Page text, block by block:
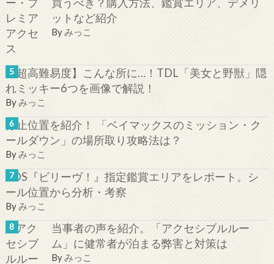
ットなど紹介
Byみっこ
【超高難易度】こんな所に…！TDL「美女と野獣」隠
れミッキー6つを画像で解説！
Byみっこ
停止位置を紹介！ 「ベイマックスのミッション・ク
ールダウン」の場所取り攻略法は？
Byみっこ
TDS『ビリーヴ！』指定鑑賞エリアをレポート。シ
ール位置から分析・考察
By みっこ
当事者の声を紹介。「アクセシブルルー
ム」に健常者が泊まる弊害と対策は
Byみっこ